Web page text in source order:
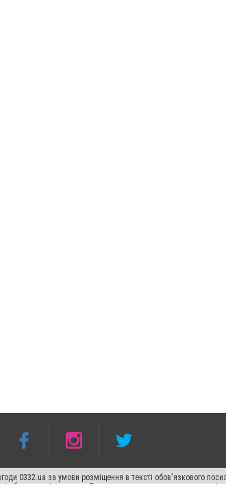
0332.ua за умови розміщення в тексті обов'язкового
або в якості джерела. Порушення виняткових прав